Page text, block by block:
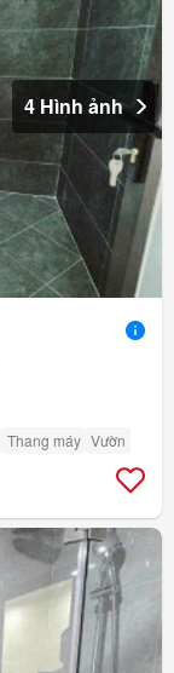
4 Hình ảnh
Thang máy Vườn